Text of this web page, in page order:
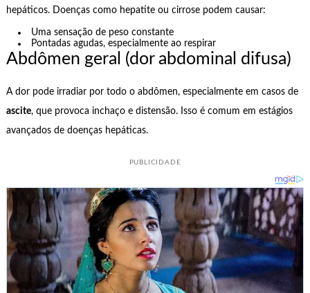
hepáticos. Doenças como hepatite ou cirrose podem causar:
Uma sensação de peso constante
Pontadas agudas, especialmente ao respirar
Abdômen geral (dor abdominal difusa)
A dor pode irradiar por todo o abdômen, especialmente em casos de
ascite, que provoca inchaço e distensão. Isso é comum em estágios
avançados de doenças hepáticas.
PUBLICIDADE